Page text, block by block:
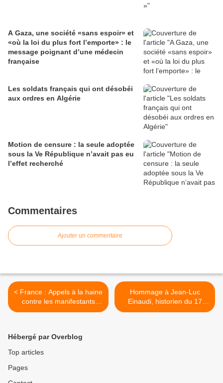
A Gaza, une société «sans espoir» et
«où la loi du plus fort l’emporte» : le
message poignant d’une médecin
française
Les soldats français qui ont désobéi
aux ordres en Algérie
Motion de censure : la seule adoptée
sous la Ve République n’avait pas eu
l’effet recherché
Commentaires
Ajouter un commentaire
< France : Appels à la haine
contre les manifestants
algériens
Hommage à Jean-Luc
Einaudi, historien du 17
octobre 1961 et combattant
Hébergé par Overblog
Top articles
Pages